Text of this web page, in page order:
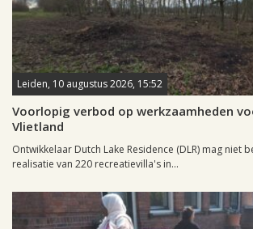
Leiden, 10 augustus 2026, 15:52
Voorlopig verbod op werkzaamheden
Vlietland
Ontwikkelaar Dutch Lake Residence (DLR) mag niet
realisatie van 220 recreatievilla's in...